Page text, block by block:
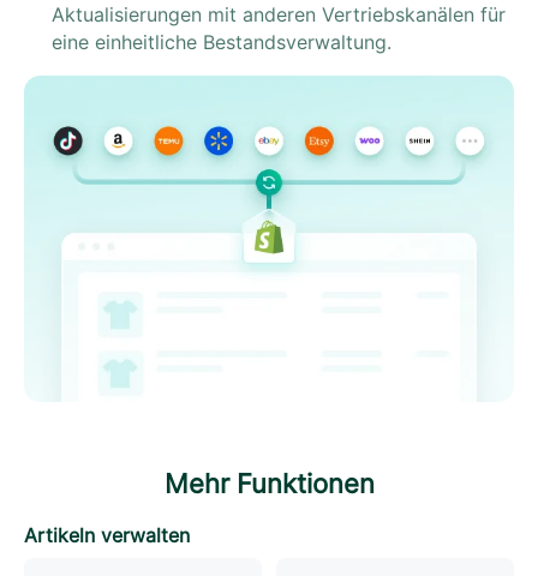
Aktualisierungen mit anderen Vertriebskanälen für
eine einheitliche Bestandsverwaltung.
Mehr Funktionen
Artikeln verwalten